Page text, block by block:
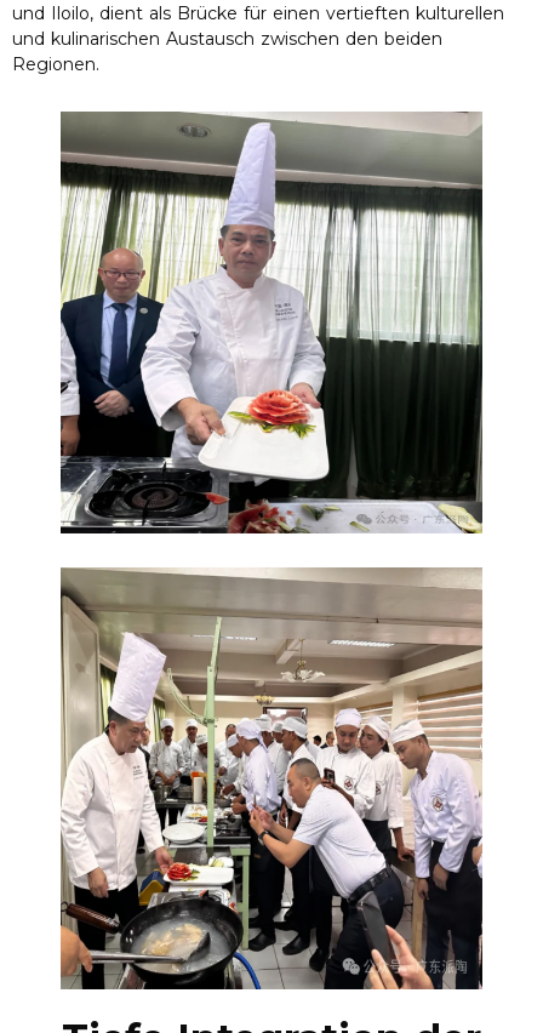
und Iloilo, dient als Brücke für einen vertieften kulturellen
und kulinarischen Austausch zwischen den beiden
Regionen.